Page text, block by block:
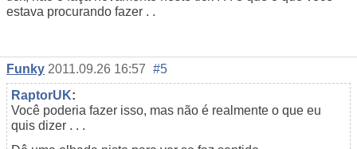
estava procurando fazer . .
Funky 2011.09.26 16:57 #5
RaptorUK:
Você poderia fazer isso, mas não é realmente o que eu
quis dizer . . .